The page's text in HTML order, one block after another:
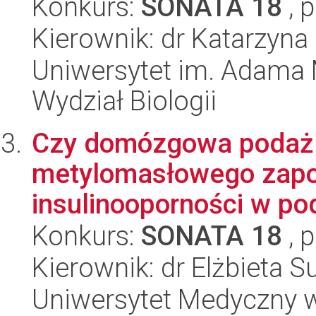
Konkurs: SONATA 18 ,
Kierownik: dr Katarzyna
Uniwersytet im.
Wydział Biologii
Czy domózgowa
metylomasłowego
insulinooporności w
Konkurs: SONATA 18 ,
Kierownik: dr Elżbieta
Uniwersytet Medyczny